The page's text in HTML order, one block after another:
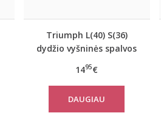
Triumph L(40) S(36)
dydžio vyšninės spalvos
EverNew SH01
1495€
DAUGIAU